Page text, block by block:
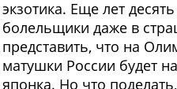
экзотика. Еще лет
болельщики даже в
представить, что на
матушки России будет
японка. Но что